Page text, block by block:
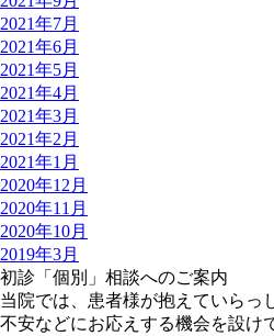
2021年7月
2021年6月
2021年5月
2021年4月
2021年3月
2021年2月
2021年1月
2020年12月
2020年11月
2020年10月
2019年3月
初診「個別」相談へのご案内
当院では、患者様が抱えていらっ
不安などにお応えする機会を設け